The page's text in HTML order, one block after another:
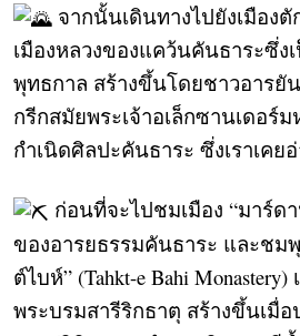
จากนั้นเดินทางไปยังเมืองตั
เมืองหลวงของแคว้นคันธาระซึ่
พุทธกาล สร้างขึ้นโดยชาวอารยั
กรีกสมัยพระเจ้าอเล็กซานเดอร์
กำเนิดศิลปะคันธาระ ซึ่งเราเคย
ก่อนที่จะไปชมเมือง “มาร์ด
ของอารยธรรมคันธาระ และชม
ต์ไบห์” (Tahkt-e Bahi
พระบรมสารีริกธาตุ สร้างขึ้นเมื่